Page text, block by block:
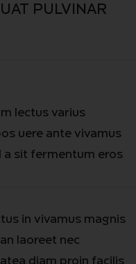
PULVINAR
lectus varius
uere ante vivamus
sit fermentum eros.
in vivamus magnis
laoreet nec